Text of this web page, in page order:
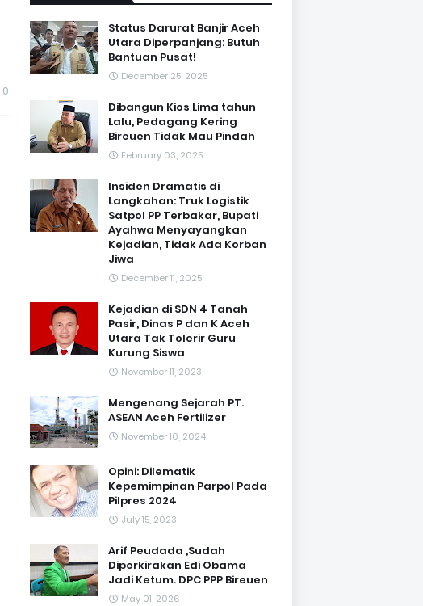
0
Status Darurat Banjir Aceh
Utara Diperpanjang: Butuh
Bantuan Pusat!
December 25, 2025
Dibangun Kios Lima tahun
Lalu, Pedagang Kering
Bireuen Tidak Mau Pindah
February 03, 2025
Insiden Dramatis di
Langkahan: Truk Logistik
Satpol PP Terbakar, Bupati
Ayahwa Menyayangkan
Kejadian, Tidak Ada Korban
Jiwa
December 11, 2025
Kejadian di SDN 4 Tanah
Pasir, Dinas P dan K Aceh
Utara Tak Tolerir Guru
Kurung Siswa
November 11, 2023
Mengenang Sejarah PT.
ASEAN Aceh Fertilizer
November 10, 2024
Opini: Dilematik
Kepemimpinan Parpol Pada
Pilpres 2024
July 15, 2023
Arif Peudada ,Sudah
Diperkirakan Edi Obama
Jadi Ketum. DPC PPP Bireuen
May 01, 2026